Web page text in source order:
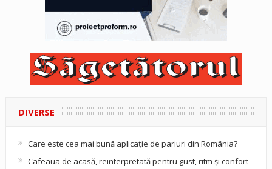
DIVERSE
Care este cea mai bună aplicație de pariuri din România?
Cafeaua de acasă, reinterpretată pentru gust, ritm și confort